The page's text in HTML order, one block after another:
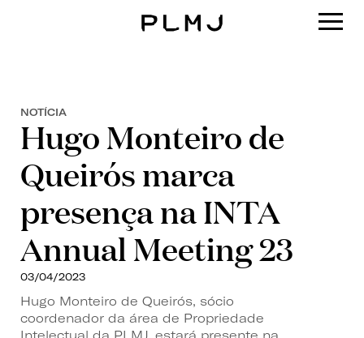
NOTÍCIA
Hugo Monteiro de
Queirós marca
presença na INTA
Annual Meeting 23
03/04/2023
Hugo Monteiro de Queirós, sócio
coordenador da área de Propriedade
Intelectual da PLMJ, estará presente na